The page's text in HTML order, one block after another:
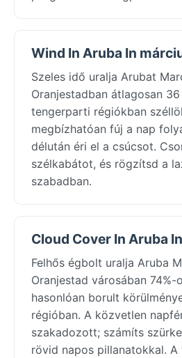
Wind In Aruba In
Szeles idő uralja Arubat
Oranjestadban átlagosan
tengerparti régiókban
megbízhatóan fúj a nap
délután éri el a csúcsot.
szélkabátot, és rögzítsd a
szabadban.
Cloud Cover In Aruba
Felhős égbolt uralja Aruba
Oranjestad városában
hasonlóan borult
régióban. A közvetlen
szakadozott; számíts
rövid napos pillanatokkal.